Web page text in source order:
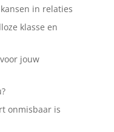
in relaties
klasse en
jouw
onmisbaar is